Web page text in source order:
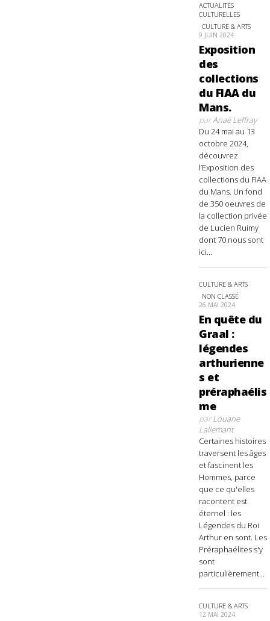
ACTUALITÉS
CULTURELLES
CULTURE & ARTS
9 JUIN 2024
Exposition
des
collections
du FIAA du
Mans.
parAnaë Leffray
Du 24 mai au 13
octobre 2024,
découvrez
l’Exposition des
collections du FIAA
du Mans. Un fond
de 350 oeuvres de
la collection privée
de Lucien Ruimy
dont 70 nous sont
ici...
CULTURE & ARTS
NON CLASSÉ
26 MAI 2024
En quête du
Graal :
légendes
arthurienne
s et
préraphaélis
me
parLouane
Lallemant
Certaines histoires
traversent les âges
et fascinent les
Hommes, parce
que ce qu'elles
racontent est
éternel : les
Légendes du Roi
Arthur en sont. Les
Préraphaélites s'y
sont
particulièrement...
CULTURE & ARTS
12 MAI 2024